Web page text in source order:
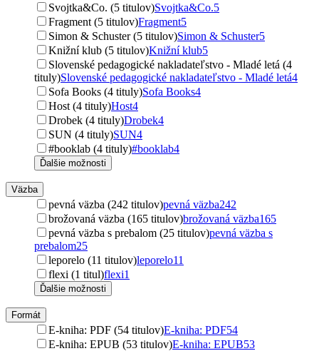
Svojtka&Co. (5 titulov)Svojtka&Co.5
Fragment (5 titulov)Fragment5
Simon & Schuster (5 titulov)Simon & Schuster5
Knižní klub (5 titulov)Knižní klub5
Slovenské pedagogické nakladateľstvo - Mladé letá (4
tituly)Slovenské pedagogické nakladateľstvo - Mladé letá4
Sofa Books (4 tituly)Sofa Books4
Host (4 tituly)Host4
Drobek (4 tituly)Drobek4
SUN (4 tituly)SUN4
#booklab (4 tituly)#booklab4
Ďalšie možnosti
Väzba
pevná väzba (242 titulov)pevná väzba242
brožovaná väzba (165 titulov)brožovaná väzba165
pevná väzba s prebalom (25 titulov)pevná väzba s
prebalom25
leporelo (11 titulov)leporelo11
flexi (1 titul)flexi1
Ďalšie možnosti
Formát
E-kniha: PDF (54 titulov)E-kniha: PDF54
E-kniha: EPUB (53 titulov)E-kniha: EPUB53